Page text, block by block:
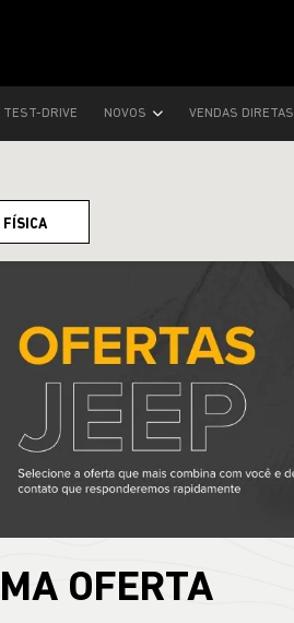
TEST-DRIVE NOVOS VENDAS DIRETAS
FÍSICA
OFERTA